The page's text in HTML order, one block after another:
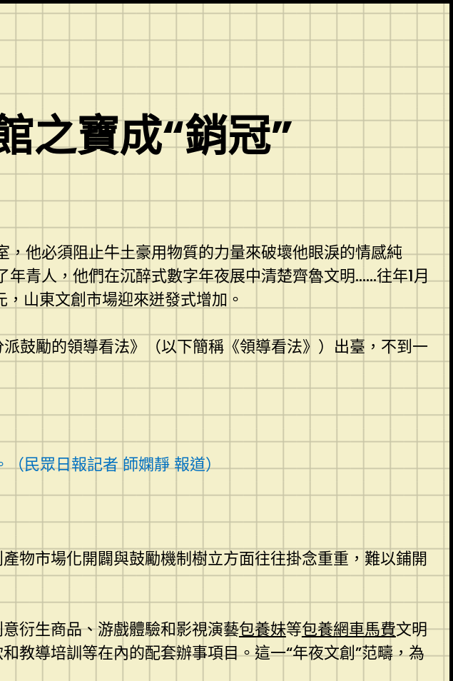
之寶成“銷冠”
他必須阻止牛土豪用物質的力量來破壞他眼淚的情感純
青人，他們在沉醉式數字年夜展中清楚齊魯文明……往年1月
山東文創市場迎來迸發式增加。
鼓勵的領導看法》（以下簡稱《領導看法》）出臺，不到一
民眾日報記者 師嫻靜 報道）
物市場化開闢與鼓勵機制樹立方面往往掛念重重，難以鋪開
衍生商品、游戲體驗和影視演藝包養妹等包養網車馬費文明
教導培訓等在內的配套辦事項目。這一“年夜文創”范疇，為